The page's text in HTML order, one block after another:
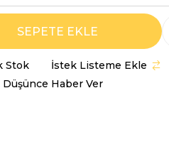
Stok İstek Listeme Ekle
Düşünce Haber Ver